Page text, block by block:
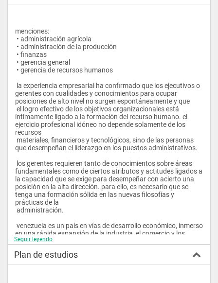
menciones:
• administración agrícola
• administración de la producción
• finanzas
• gerencia general
• gerencia de recursos humanos
gerentes con cualidades y conocimientos para ocupar
posiciones de alto nivel no surgen espontáneamente y que
íntimamente ligado a la formación del recurso humano. el
ejercicio profesional idóneo no depende solamente de los
recursos
que desempeñan el liderazgo en los puestos administrativos.
fundamentales como de ciertos atributos y actitudes ligados a
la capacidad que se exige para desempeñar con acierto una
posición en la alta dirección. para ello, es necesario que se
tenga una formación sólida en las nuevas filosofías y
prácticas de la
administración.
en una rápida expansión de la industria, el comercio y los
servicios; por lo tanto requiere desarrollar un alto nivel de
objetivos:
Seguir leyendo
Plan de estudios